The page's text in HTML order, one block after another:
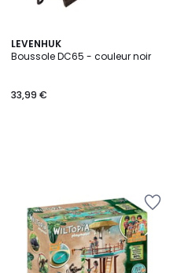
LEVENHUK
Boussole DC65 - couleur noir
33,99 €